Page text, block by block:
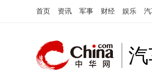
首页 资讯 军事 财经 娱乐